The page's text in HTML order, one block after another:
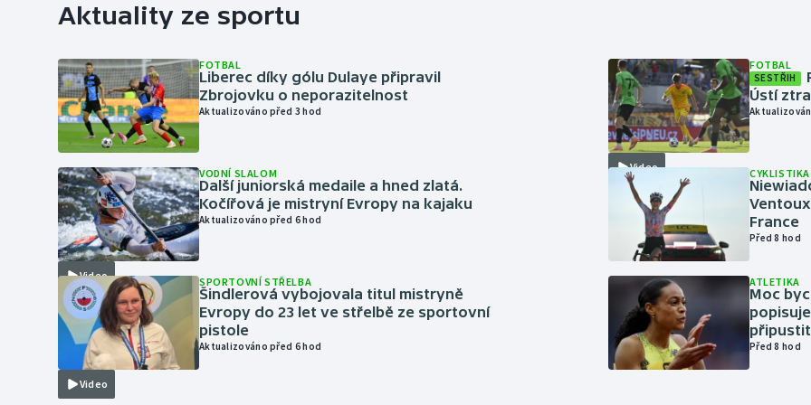
Aktuality ze sportu
FOTBAL
Liberec díky gólu Dulaye připravil
Zbrojovku o neporazitelnost
Aktualizováno před 3 hod
Video
VODNÍ SLALOM
Další juniorská medaile a hned zlatá.
Kočířová je mistryní Evropy na kajaku
Aktualizováno před 6 hod
Video
SPORTOVNÍ STŘELBA
Šindlerová vybojovala titul mistryně
Evropy do 23 let ve střelbě ze sportovní
pistole
Aktualizováno před 6 hod
Video
FOTBAL
SESTŘIH
Ústí
CYKLISTIKA
France
Před 8 hod
ATLETIKA
Moc
připustit
Před 8 hod